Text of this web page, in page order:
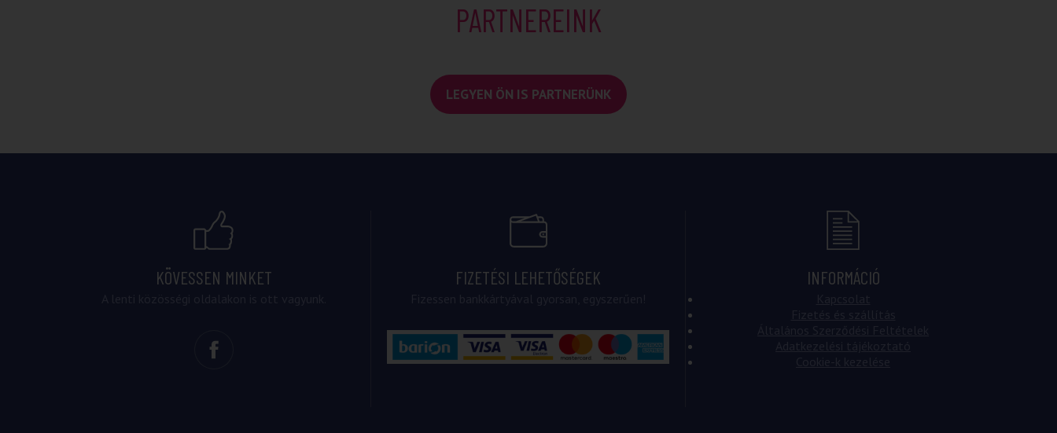
PARTNEREINK
LEGYEN ÖN IS PARTNERÜNK
KÖVESSEN MINKET FIZETÉSI LEHETŐSÉGEK INFORMÁCIÓ